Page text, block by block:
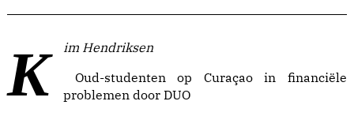
Kim Hendriksen
Oud-studenten op Curaçao in financiële
problemen door DUO